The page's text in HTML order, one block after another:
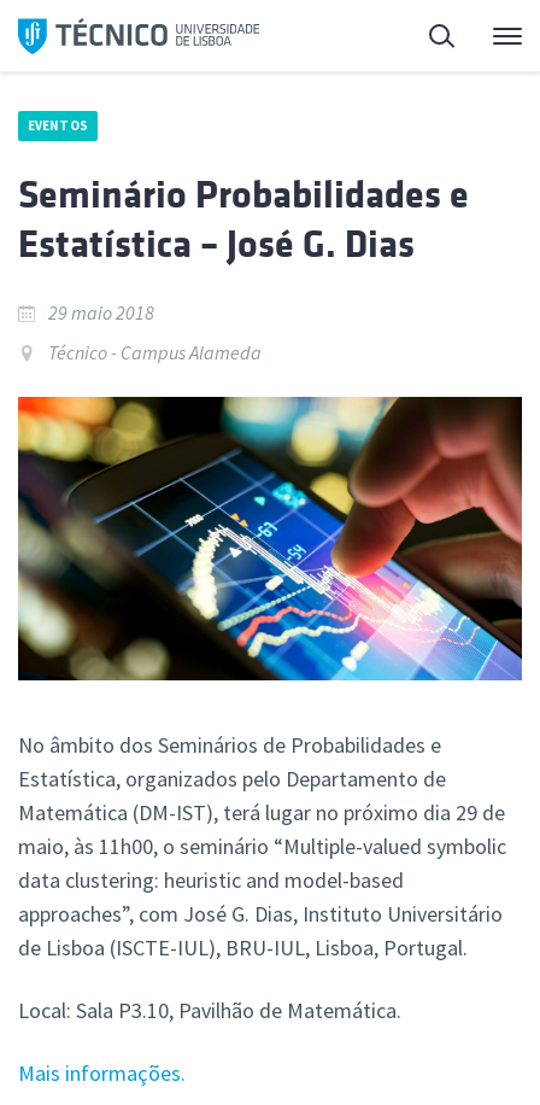
Saltar
para
Pesquisa
EVENTOS
Seminário Probabilidades e
Estatística – José G. Dias
29 maio 2018
Técnico - Campus Alameda
No âmbito dos Seminários de Probabilidades e
Estatística, organizados pelo Departamento de
Matemática (DM-IST), terá lugar no próximo dia 29 de
maio, às 11h00, o seminário “Multiple-valued symbolic
data clustering: heuristic and model-based
approaches”, com José G. Dias, Instituto Universitário
de Lisboa (ISCTE-IUL), BRU-IUL, Lisboa, Portugal.
Local: Sala P3.10, Pavilhão de Matemática.
Mais informações.